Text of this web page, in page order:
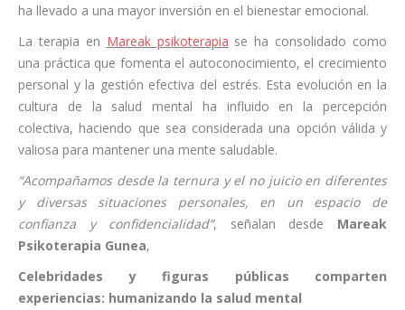
ha llevado a una mayor inversión en el bienestar emocional.
La terapia en Mareak psikoterapia se ha consolidado como
una práctica que fomenta el autoconocimiento, el crecimiento
personal y la gestión efectiva del estrés. Esta evolución en la
cultura de la salud mental ha influido en la percepción
colectiva, haciendo que sea considerada una opción válida y
valiosa para mantener una mente saludable.
“Acompañamos desde la ternura y el no juicio en diferentes
y diversas situaciones personales, en un espacio de
confianza y confidencialidad”, señalan desde Mareak
Psikoterapia Gunea,
Celebridades y figuras públicas comparten
experiencias: humanizando la salud mental